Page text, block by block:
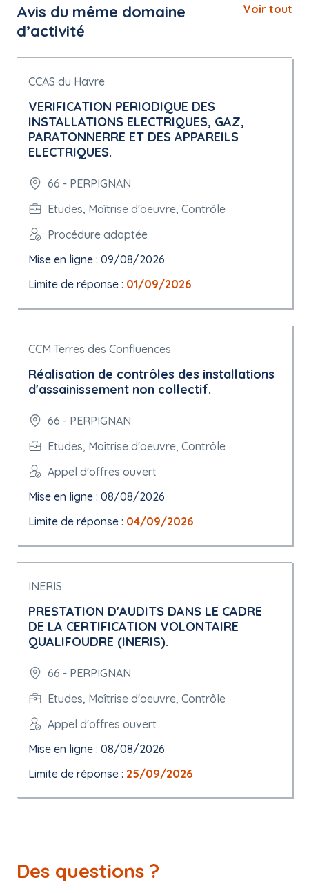
Avis du même domaine
d’activité
Voir tout
CCAS du Havre
VERIFICATION PERIODIQUE DES
INSTALLATIONS ELECTRIQUES, GAZ,
PARATONNERRE ET DES APPAREILS
ELECTRIQUES.
66 - PERPIGNAN
Etudes, Maîtrise d'oeuvre, Contrôle
Procédure adaptée
Mise en ligne : 09/08/2026
Limite de réponse : 01/09/2026
CCM Terres des Confluences
Réalisation de contrôles des installations
d'assainissement non collectif.
66 - PERPIGNAN
Etudes, Maîtrise d'oeuvre, Contrôle
Appel d'offres ouvert
Mise en ligne : 08/08/2026
Limite de réponse : 04/09/2026
INERIS
PRESTATION D'AUDITS DANS LE CADRE
DE LA CERTIFICATION VOLONTAIRE
QUALIFOUDRE (INERIS).
66 - PERPIGNAN
Etudes, Maîtrise d'oeuvre, Contrôle
Appel d'offres ouvert
Mise en ligne : 08/08/2026
Limite de réponse : 25/09/2026
Des questions ?